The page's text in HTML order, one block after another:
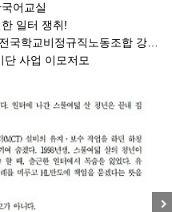
어교실
일터 쟁취!
직노동조합 강원지부 김유미 춘천지회장
단 사업 이모저모